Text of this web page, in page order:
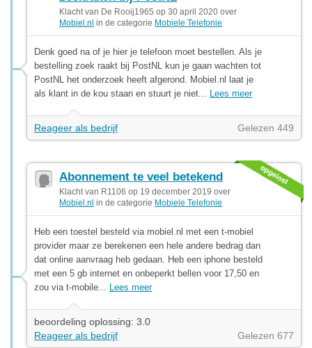
Klacht van De Rooij1965 op 30 april 2020 over
Mobiel.nl in de categorie Mobiele Telefonie
Denk goed na of je hier je telefoon moet bestellen. Als je
bestelling zoek raakt bij PostNL kun je gaan wachten tot
PostNL het onderzoek heeft afgerond. Mobiel.nl laat je
als klant in de kou staan en stuurt je niet... Lees meer
Reageer als bedrijf Gelezen 449
Abonnement te veel betekend
Klacht van R1106 op 19 december 2019 over
Mobiel.nl in de categorie Mobiele Telefonie
Heb een toestel besteld via mobiel.nl met een t-mobiel
provider maar ze berekenen een hele andere bedrag dan
dat online aanvraag heb gedaan. Heb een iphone besteld
met een 5 gb internet en onbeperkt bellen voor 17,50 en
zou via t-mobile... Lees meer
beoordeling oplossing: 3.0
Reageer als bedrijf
Gelezen 677